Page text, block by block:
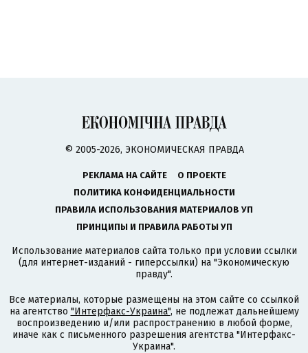
© 2005-2026, ЭКОНОМИЧЕСКАЯ ПРАВДА
РЕКЛАМА НА САЙТЕ
О ПРОЕКТЕ
ПОЛИТИКА КОНФИДЕНЦИАЛЬНОСТИ
ПРАВИЛА ИСПОЛЬЗОВАНИЯ МАТЕРИАЛОВ УП
ПРИНЦИПЫ И ПРАВИЛА РАБОТЫ УП
Использование материалов сайта только при условии ссылки
(для интернет-изданий - гиперссылки) на "Экономическую
правду".
Все материалы, которые размещены на этом сайте со ссылкой
на агентство "Интерфакс-Украина", не подлежат дальнейшему
воспроизведению и/или распространению в любой форме,
иначе как с письменного разрешения агентства "Интерфакс-
Украина".